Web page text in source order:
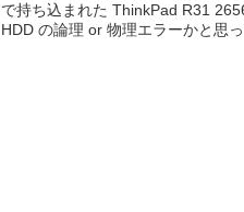
で持ち込まれた ThinkPad R31
HDD の論理 or 物理エラーかと思